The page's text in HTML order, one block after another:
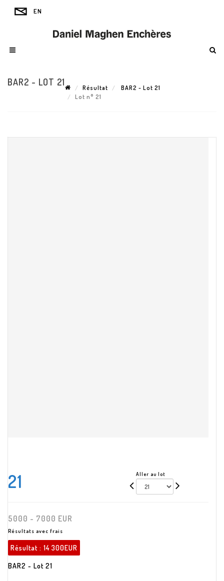
BAR2 - LOT 21
Résultat
BAR2 - Lot 21
Lot n° 21
21 Aller au lot
5000 - 7000 EUR
Résultats avec frais
Résultat : 14 300EUR
BAR2 - Lot 21